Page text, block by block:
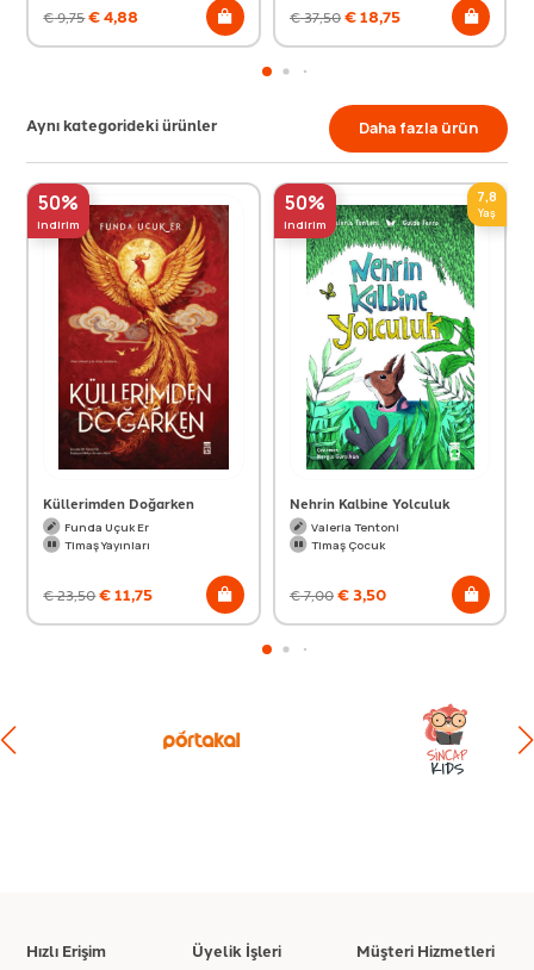
€9,75€4,88 €37,50€18,75
Aynı kategorideki ürünler Daha fazla ürün
50%
indirim
Küllerimden Doğarken
Funda Uçuk Er
Timaş Yayınları
€23,50€11,75
50%
indirim
7,8
Yaş
Nehrin Kalbine Yolculuk
Valeria Tentoni
Timaş Çocuk
€7,00€3,50
Hızlı Erişim Üyelik İşleri Müşteri Hizmetleri